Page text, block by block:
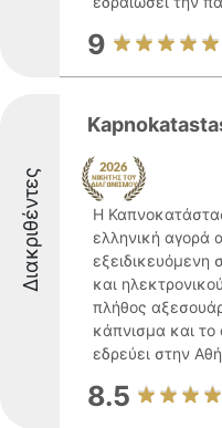
9
Διακριθέντες
Η
ελληνική αγορά
εξειδικευόμενη
και
πλήθος
κάπνισμα και το
εδρεύει στην
8.5